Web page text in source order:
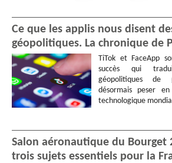
Ce que les applis nous disent
géopolitiques. La chronique de
TiTok et FaceApp
succès qui
géopolitiques de
désormais peser
technologique
Salon aéronautique du Bourget
trois sujets essentiels pour la